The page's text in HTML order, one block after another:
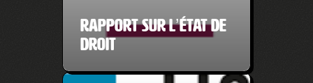
Rapport sur l’État de
droit